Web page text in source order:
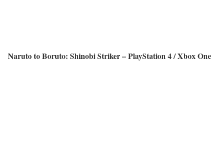
Naruto to Boruto: Shinobi Striker – PlayStation 4 / Xbox One